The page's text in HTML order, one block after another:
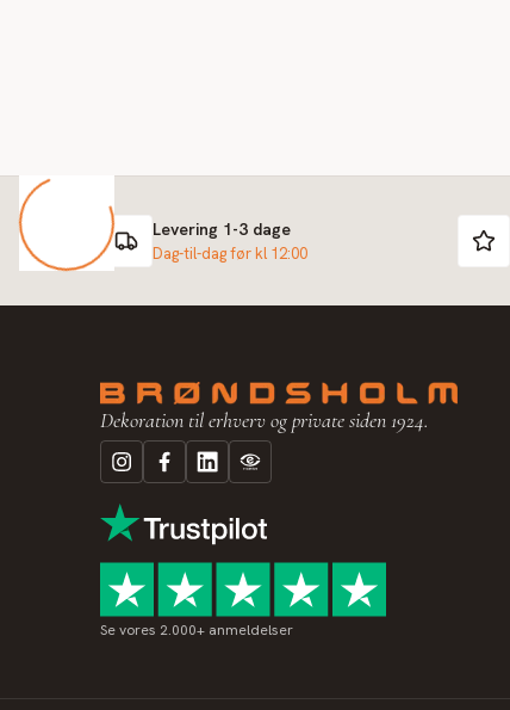
Levering 1-3 dage
Dag-til-dag før kl 12:00
Dekoration til erhverv og private siden 1924.
Se vores 2.000+ anmeldelser